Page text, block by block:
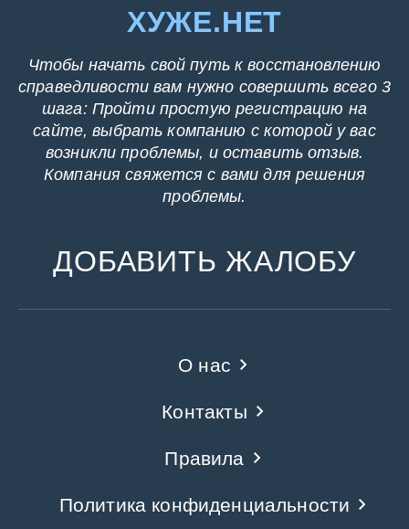
ХУЖЕ.НЕТ
Чтобы начать свой путь к восстановлению
справедливости вам нужно совершить всего 3
шага: Пройти простую регистрацию на
сайте, выбрать компанию с которой у вас
возникли проблемы, и оставить отзыв.
Компания свяжется с вами для решения
проблемы.
ДОБАВИТЬ ЖАЛОБУ
О нас
Контакты
Правила
Политика конфиденциальности